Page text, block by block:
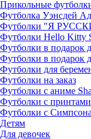
Прикольные
Футболка Уэнсдей
Футболки "Я
Футболки Hello Kitty
Футболки в подарок
Футболки в подарок
Футболки для
Футболки на заказ
Футболки с аниме
Футболки с
Футболки с
Детям
Для девочек